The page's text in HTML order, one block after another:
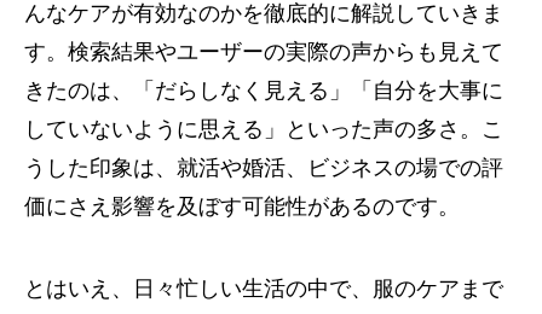
んなケアが有効なのかを徹底的に解説していきま
す。検索結果やユーザーの実際の声からも見えて
きたのは、「だらしなく見える」「自分を大事に
していないように思える」といった声の多さ。こ
うした印象は、就活や婚活、ビジネスの場での評
価にさえ影響を及ぼす可能性があるのです。
とはいえ、日々忙しい生活の中で、服のケアまで